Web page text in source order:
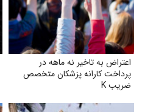
اعتراض به تاخیر نه ماهه در
پرداخت کارانه پزشکان متخصص
ضریب K